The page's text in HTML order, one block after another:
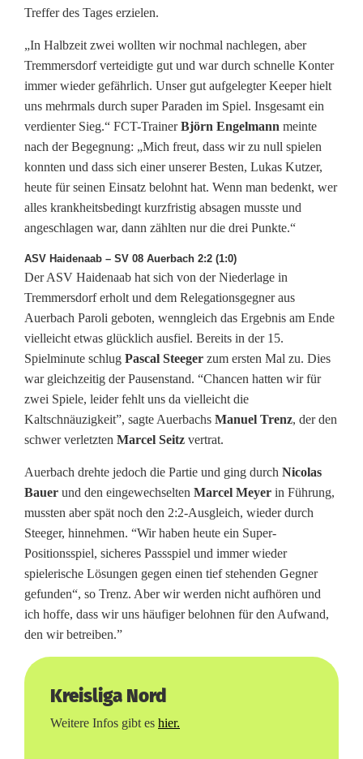
Treffer des Tages erzielen.
„In Halbzeit zwei wollten wir nochmal nachlegen, aber
Tremmersdorf verteidigte gut und war durch schnelle Konter
immer wieder gefährlich. Unser gut aufgelegter Keeper hielt
uns mehrmals durch super Paraden im Spiel. Insgesamt ein
verdienter Sieg.“ FCT-TrainerBjörn Engelmann meinte
nach der Begegnung: „Mich freut, dass wir zu null spielen
konnten und dass sich einer unserer Besten, Lukas Kutzer,
heute für seinen Einsatz belohnt hat. Wenn man bedenkt, wer
alles krankheitsbedingt kurzfristig absagen musste und
angeschlagen war, dann zählten nur die drei Punkte.“
ASV Haidenaab – SV 08 Auerbach 2:2 (1:0)
Der ASV Haidenaab hat sich von der Niederlage in
Tremmersdorf erholt und dem Relegationsgegner aus
Auerbach Paroli geboten, wenngleich das Ergebnis am Ende
vielleicht etwas glücklich ausfiel. Bereits in der 15.
Spielminute schlug Pascal Steeger zum ersten Mal zu. Dies
war gleichzeitig der Pausenstand. “Chancen hatten wir für
zwei Spiele, leider fehlt uns da vielleicht die
Kaltschnäuzigkeit”, sagte Auerbachs Manuel Trenz, der den
schwer verletzten Marcel Seitz vertrat.
Auerbach drehte jedoch die Partie und ging durch Nicolas
Bauer und den eingewechselten Marcel Meyer in Führung,
mussten aber spät noch den 2:2-Ausgleich, wieder durch
Steeger, hinnehmen. “Wir haben heute ein Super-
Positionsspiel, sicheres Passspiel und immer wieder
spielerische Lösungen gegen einen tief stehenden Gegner
gefunden“, so Trenz. Aber wir werden nicht aufhören und
ich hoffe, dass wir uns häufiger belohnen für den Aufwand,
den wir betreiben.”
Kreisliga Nord
Weitere Infos gibt es hier.